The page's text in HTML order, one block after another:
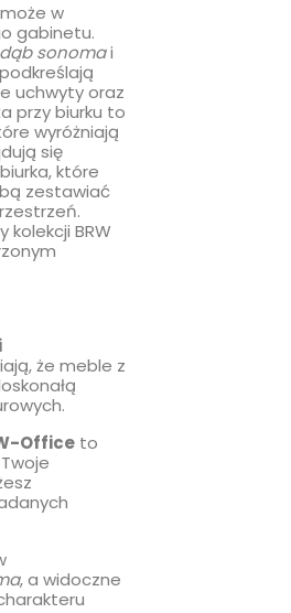
w
gabinetu.
dąb sonomai
uchwyty oraz
przy biurku to
wyróżniają
się
które
zestawiać
kolekcji BRW
że meble z
Office to
, a widoczne